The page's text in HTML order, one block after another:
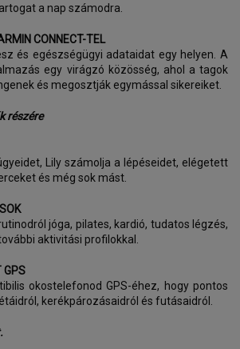
a nap számodra.
CONNECT-TEL
és egészségügyi adataidat egy helyen. A
egy virágzó közösség, ahol a tagok
és megosztják egymással sikereiket.
részére
Lily számolja a lépéseidet, elégetett
és még sok mást.
jóga, pilates, kardió, tudatos légzés,
aktivitási profilokkal.
GPS
okostelefonod GPS-éhez, hogy pontos
kerékpározásaidról és futásaidról.